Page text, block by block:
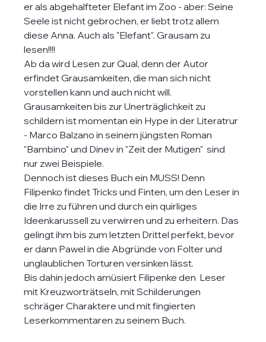
er als abgehalfteter Elefant im Zoo - aber: Seine
Seele ist nicht gebrochen, er liebt trotz allem
diese Anna. Auch als "Elefant". Grausam zu
lesen!!!!
Ab da wird Lesen zur Qual, denn der Autor
erfindet Grausamkeiten, die man sich nicht
vorstellen kann und auch nicht will.
Grausamkeiten bis zur Unerträglichkeit zu
schildern ist momentan ein Hype in der Literatrur
- Marco Balzano in seinem jüngsten Roman
"Bambino" und Dinev in "Zeit der Mutigen"  sind
nur zwei Beispiele.
Dennoch ist dieses Buch ein MUSS! Denn
Filipenko findet Tricks und Finten, um den Leser in
die Irre zu führen und durch ein quirliges
Ideenkarussell zu verwirren und zu erheitern. Das
gelingt ihm bis zum letzten Drittel perfekt, bevor
er dann Pawel in die Abgründe von Folter und
unglaublichen Torturen versinken lässt.
Bis dahin jedoch amüsiert Filipenke den  Leser
mit Kreuzworträtseln, mit Schilderungen
schräger Charaktere und mit fingierten
Leserkommentaren zu seinem Buch.